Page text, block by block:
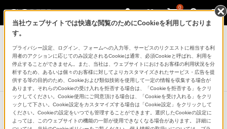
0
ヘッドホン
ワイヤレスステレオヘッドセット
MDR-ZX330BT
DISCONTINUED 生産完了
当社ウェブサイトでは快適な閲覧のためにCookieを利用しておりま
す。
プライバシー設定、ログイン、フォームへの入力等、サービスのリクエストに相当する利
用者のアクションに応じてのみ設定されるCookieは通常、必須Cookieと呼ばれ、利用を
停止することができません。また、当社は、ウェブサイトにおけるお客様の利用状況を分
析するため、あるいは個々のお客様に対してよりカスタマイズされたサービス・広告を提
供する等の目的のため、Cookieおよび類似技術を使用して一定の情報を収集する場合が
あります。それらのCookieの受け入れを拒否する場合は、「Cookieを拒否する」をクリ
ックしてください。Cookie使用にご同意頂ける場合は、「Cookieを受け入れる」をクリ
ックして下さい。Cookie設定をカスタマイズする場合は「Cookie設定」をクリックして
ください。Cookieの設定をいつでも管理することができます。選択したCookieの設定に
よっては、このウェブサイトの機能の一部が使用できなくなる場合があります。 詳細に